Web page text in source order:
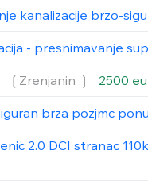
kanalizacije brzo-
- presnimavanje
❲Zrenjanin ❳ 2500
brza pozjmc
2.0 DCI stranac